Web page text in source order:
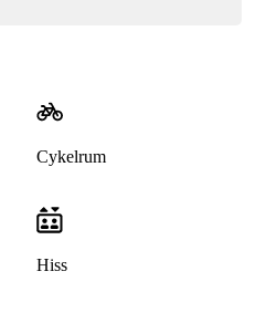
Cykelrum
Hiss